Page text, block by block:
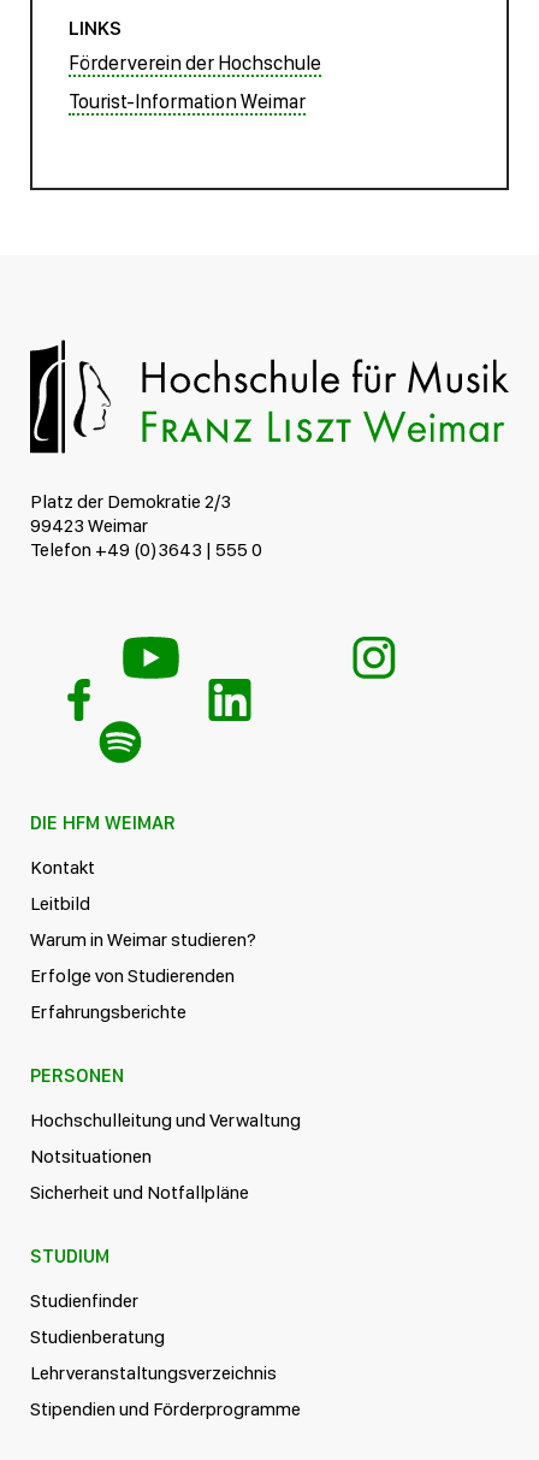
LINKS
Förderverein der Hochschule
Tourist-Information Weimar
Platz der Demokratie 2/3
99423 Weimar
Telefon +49 (0)3643 | 555 0
DIE HFM WEIMAR
Kontakt
Leitbild
Warum in Weimar studieren?
Erfolge von Studierenden
Erfahrungsberichte
PERSONEN
Hochschulleitung und Verwaltung
Notsituationen
Sicherheit und Notfallpläne
STUDIUM
Studienfinder
Studienberatung
Lehrveranstaltungsverzeichnis
Stipendien und Förderprogramme